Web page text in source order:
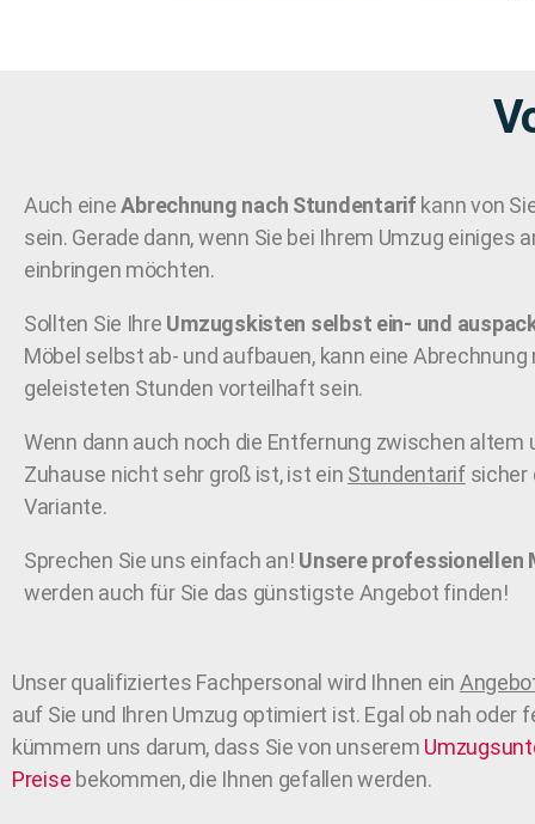
Auch eineAbrechnung nach Stundentarif kann von
sein. Gerade dann, wenn Sie bei Ihrem Umzug einiges
einbringen möchten.
Sollten Sie Ihre Umzugskisten selbst ein- und
Möbel selbst ab- und aufbauen, kann eine Abrechnung
geleisteten Stunden vorteilhaft sein.
Wenn dann auch noch die Entfernung zwischen altem
Zuhause nicht sehr groß ist, ist ein Stundentarifsicher
Variante.
Sprechen Sie uns einfach an! Unsere professionellen
werden auch für Sie das günstigste Angebot finden!
Unser qualifiziertes Fachpersonal wird Ihnen ein
auf Sie und Ihren Umzug optimiert ist. Egal ob nah oder
kümmern uns darum, dass Sie von unserem
Preise bekommen, die Ihnen gefallen werden.